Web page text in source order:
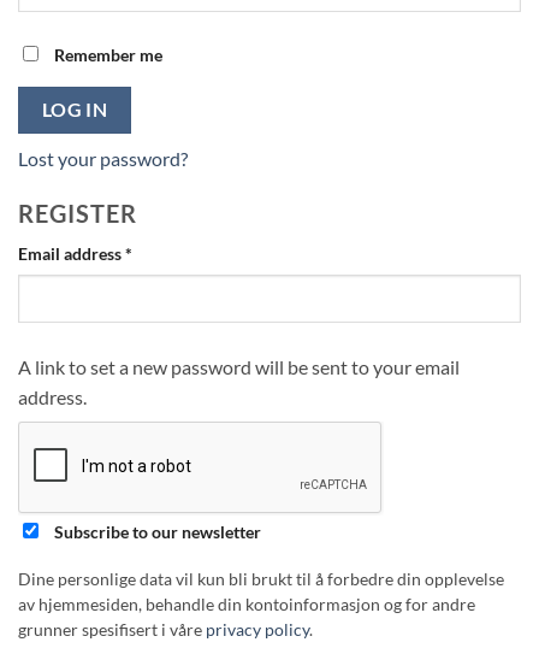
Remember me
LOG IN
Lost your password?
REGISTER
Email address*
A link to set a new password will be sent to your email
address.
Subscribe to our newsletter
Dine personlige data vil kun bli brukt til å forbedre din opplevelse
av hjemmesiden, behandle din kontoinformasjon og for andre
grunner spesifisert i våre privacy policy.